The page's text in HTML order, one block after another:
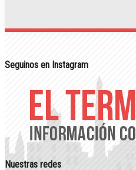
Seguinos en Instagram
Nuestras redes